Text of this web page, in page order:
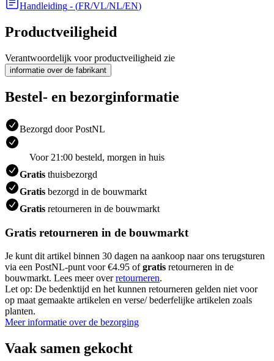
Handleiding - (FR/VL/NL/EN)
Productveiligheid
Verantwoordelijk voor productveiligheid zie
informatie over de fabrikant
Bestel- en bezorginformatie
Bezorgd door PostNL
Voor 21:00 besteld, morgen in huis
Gratis thuisbezorgd
Gratis bezorgd in de bouwmarkt
Gratis retourneren in de bouwmarkt
Gratis retourneren in de bouwmarkt
Je kunt dit artikel binnen 30 dagen na aankoop naar ons terugsturen
via een PostNL-punt voor €4.95 ofgratis retourneren in de
bouwmarkt. Lees meer overretourneren.
Let op: De bedenktijd en het kunnen retourneren gelden niet voor
op maat gemaakte artikelen en verse/ bederfelijke artikelen zoals
planten.
Meer informatie over de bezorging
Vaak samen gekocht